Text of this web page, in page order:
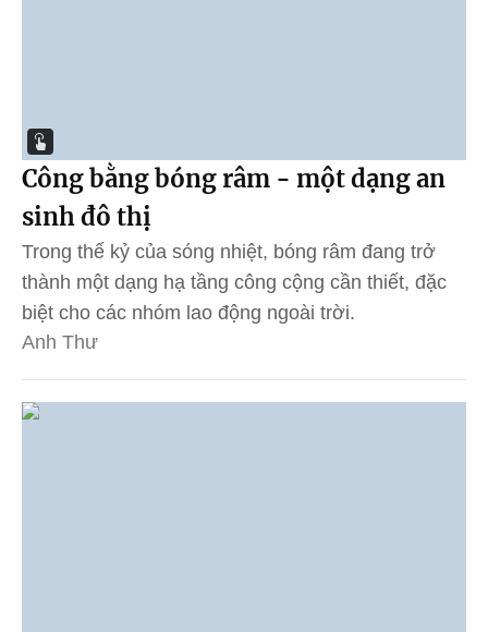
Công bằng bóng râm - một dạng an
sinh đô thị
Trong thế kỷ của sóng nhiệt, bóng râm đang trở
thành một dạng hạ tầng công cộng cần thiết, đặc
biệt cho các nhóm lao động ngoài trời.
Anh Thư